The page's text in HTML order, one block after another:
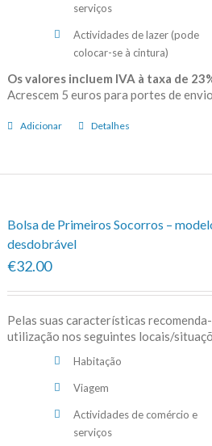
serviços
Actividades de lazer (pode
colocar-se à cintura)
Os valores incluem IVA à taxa de
Acrescem 5 euros para portes de envio.
Adicionar Detalhes
Bolsa de Primeiros Socorros –
desdobrável
€32.00
Pelas suas características
utilização nos seguintes locais/
Habitação
Viagem
Actividades de comércio e
serviços